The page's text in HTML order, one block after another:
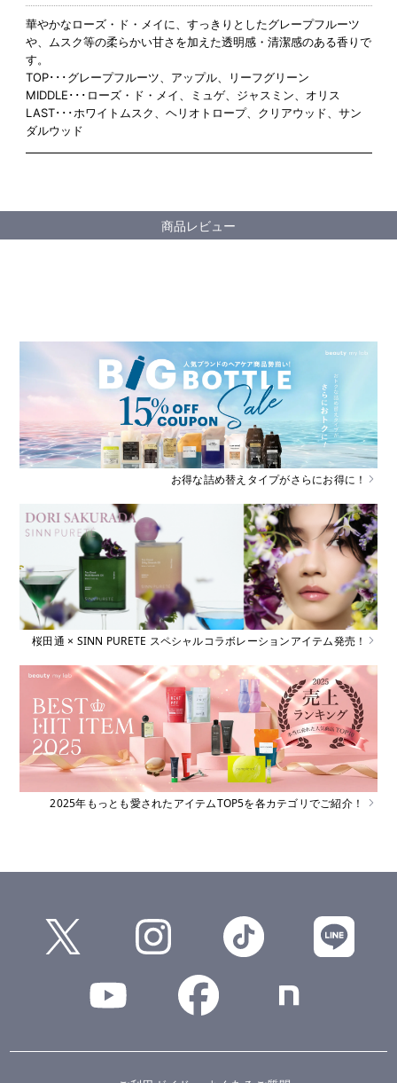
華やかなローズ・ド・メイに、すっきりとしたグレープフルーツ
や、ムスク等の柔らかい甘さを加えた透明感・清潔感のある香りで
す。
TOP･･･グレープフルーツ、アップル、リーフグリーン
MIDDLE･･･ローズ・ド・メイ、ミュゲ、ジャスミン、オリス
LAST･･･ホワイトムスク、ヘリオトロープ、クリアウッド、サン
ダルウッド
商品レビュー
お得な詰め替えタイプがさらにお得に！
桜田通 × SINN PURETE スペシャルコラボレーションアイテム発売！
2025年もっとも愛されたアイテムTOP5を各カテゴリでご紹介！